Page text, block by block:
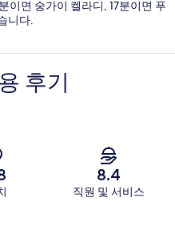
이면 숭가이 켈라디, 17분이면 푸
니다.
후기
8.4
직원 및 서비스